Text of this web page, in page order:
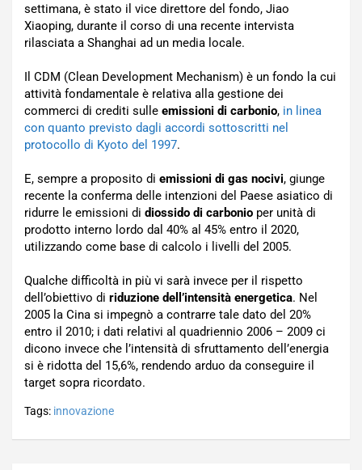
settimana, è stato il vice direttore del fondo, Jiao
Xiaoping, durante il corso di una recente intervista
rilasciata a Shanghai ad un media locale.
Il CDM (Clean Development Mechanism) è un fondo la cui
attività fondamentale è relativa alla gestione dei
commerci di crediti sulle emissioni di carbonio, in linea
con quanto previsto dagli accordi sottoscritti nel
protocollo di Kyoto del 1997.
E, sempre a proposito di emissioni di gas nocivi, giunge
recente la conferma delle intenzioni del Paese asiatico di
ridurre le emissioni di diossido di carbonio per unità di
prodotto interno lordo dal 40% al 45% entro il 2020,
utilizzando come base di calcolo i livelli del 2005.
Qualche difficoltà in più vi sarà invece per il rispetto
dell’obiettivo di riduzione dell’intensità energetica. Nel
2005 la Cina si impegnò a contrarre tale dato del 20%
entro il 2010; i dati relativi al quadriennio 2006 – 2009 ci
dicono invece che l’intensità di sfruttamento dell’energia
si è ridotta del 15,6%, rendendo arduo da conseguire il
target sopra ricordato.
Tags: innovazione